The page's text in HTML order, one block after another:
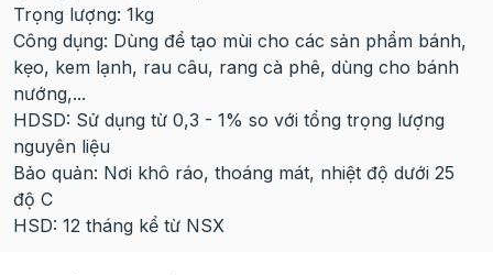
Trọng lượng: 1kg
Công dụng: Dùng để tạo mùi cho các sản phẩm bánh,
kẹo, kem lạnh, rau câu, rang cà phê, dùng cho bánh
nướng,...
HDSD: Sử dụng từ 0,3 - 1% so với tổng trọng lượng
nguyên liệu
Bảo quản: Nơi khô ráo, thoáng mát, nhiệt độ dưới 25
độ C
HSD: 12 tháng kể từ NSX